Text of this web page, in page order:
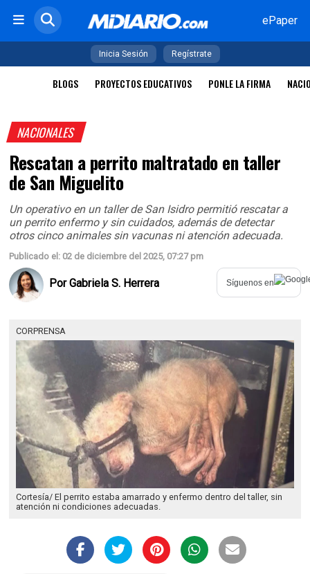
ePaper
Inicia Sesión Regístrate
BLOGS PROYECTOS EDUCATIVOS PONLE LA FIRMA
NACIONALES
Rescatan a perrito maltratado en taller
de San Miguelito
Un operativo en un taller de San Isidro permitió rescatar a
un perrito enfermo y sin cuidados, además de detectar
otros cinco animales sin vacunas ni atención adecuada.
Publicado el: 02 de diciembre del 2025, 07:27 pm
PorGabriela S. Herrera Síguenos en
CORPRENSA
Cortesía/ El perrito estaba amarrado y enfermo dentro del taller, sin
atención ni condiciones adecuadas.